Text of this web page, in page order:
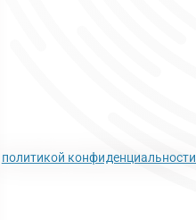
политикой конфиденциальности